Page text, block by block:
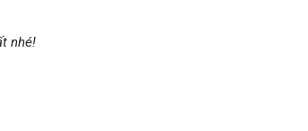
nhé!